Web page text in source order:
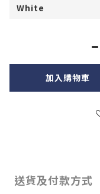
加入購物車
送貨及付款方式